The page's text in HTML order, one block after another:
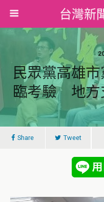
台灣新
民眾黨高雄
臨考驗 地方
Share Tweet